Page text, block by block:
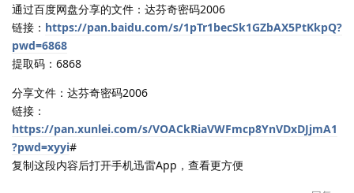
通过百度网盘分享的文件：达芬奇密码2006
链接： https://pan.baidu.com/s/1pTr1becSk1GZbAX5PtKkpQ?
pwd=6868
提取码：6868
分享文件：达芬奇密码2006
链接：
https://pan.xunlei.com/s/VOACkRiaVWFmcp8YnVDxDJjmA1
?pwd=xyyi#
复制这段内容后打开手机迅雷App，查看更方便